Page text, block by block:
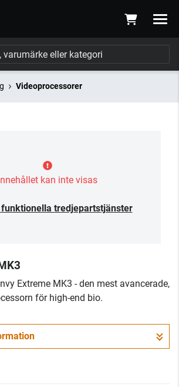
Videoprocessorer
kan inte visas
tredjepartstjänster
Extreme MK3 - den mest avancerade,
för high-end bio.